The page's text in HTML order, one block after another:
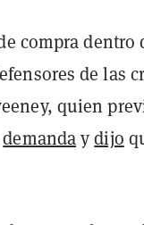
compra dentro
de las
quien
demandaydijo